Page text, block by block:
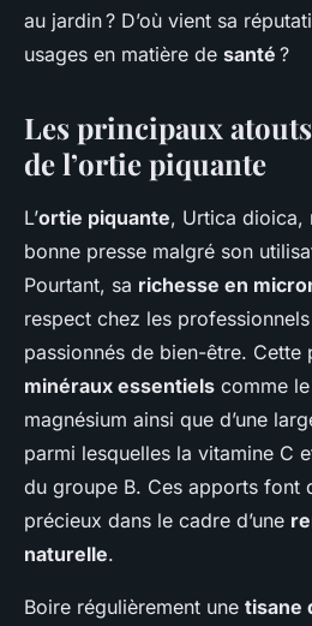
au jardin ? D’où vient sa
usages en matière de santé ?
Les principaux
de l’ortie piquante
L’ortie piquante, Urtica dioica,
bonne presse malgré son
Pourtant, sa richesse en
respect chez les
passionnés de bien-être. Cette
minéraux essentiels comme
magnésium ainsi que d’une
parmi lesquelles la vitamine C
du groupe B. Ces apports font
précieux dans le cadre d’une
naturelle.
Boire régulièrement une tisane